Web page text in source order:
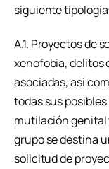
siguiente
A.1. Proyectos de
xenofobia, delitos
asociadas, así
todas sus
mutilación genital
grupo se destina
solicitud de